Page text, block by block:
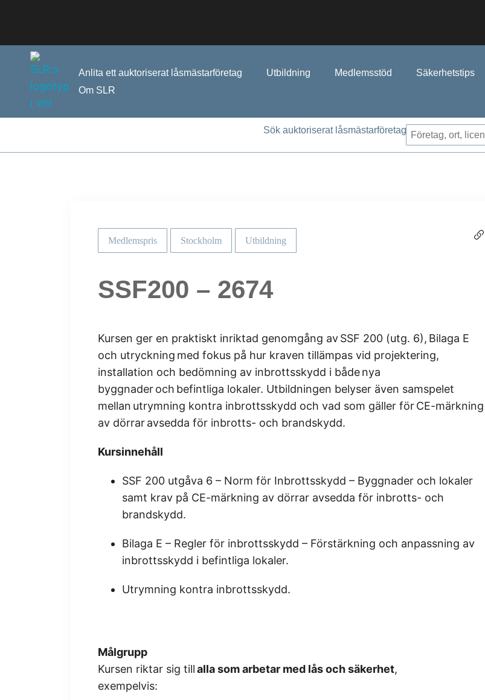
Anlita ett auktoriserat låsmästarföretag Utbildning Medlemsstöd Säkerhetstips
Om SLR
Sök auktoriserat låsmästarföretag
Medlemspris Stockholm Utbildning
SSF200 – 2674
Kursen ger en praktiskt inriktad genomgång av SSF 200 (utg. 6), Bilaga E
och utryckning med fokus på hur kraven tillämpas vid projektering,
installation och bedömning av inbrottsskydd i både nya
byggnader och befintliga lokaler. Utbildningen belyser även samspelet
mellan utrymning kontra inbrottsskydd och vad som gäller för CE-märkning
av dörrar avsedda för inbrotts- och brandskydd.
Kursinnehåll
SSF 200 utgåva 6 – Norm för Inbrottsskydd – Byggnader och lokaler
samt krav på CE-märkning av dörrar avsedda för inbrotts- och
brandskydd.
Bilaga E – Regler för inbrottsskydd – Förstärkning och anpassning av
inbrottsskydd i befintliga lokaler.
Utrymning kontra inbrottsskydd.
Målgrupp
Kursen riktar sig tillalla som arbetar med lås och säkerhet,
exempelvis: